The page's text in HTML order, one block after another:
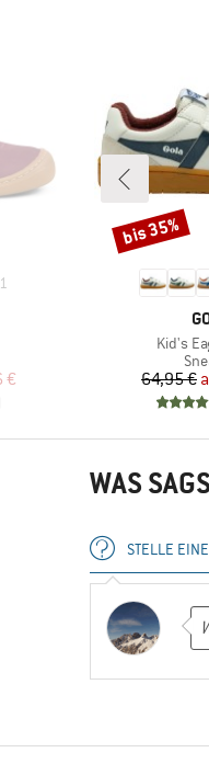
1
Preis
€
Artikel
Kid's
64,95 €
Rabatt
bis 35%
WAS
STELLE